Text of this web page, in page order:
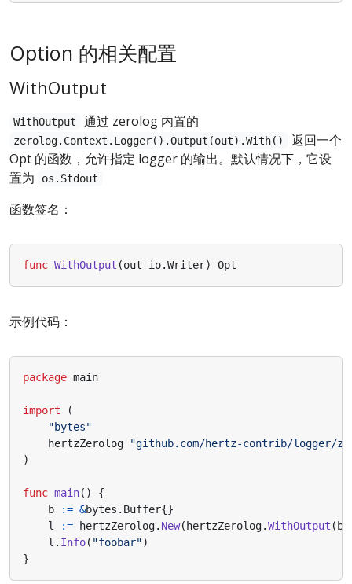
Option 的相关配置
WithOutput
WithOutput 通过 zerolog 内置的
zerolog.Context.Logger().Output(out).With()
返回一个
Opt 的函数，允许指定 logger 的输出。默认情况下，它设
置为
os.Stdout
函数签名：
func WithOutput (out io.Writer) Opt
示例代码：
package main
import
(
"bytes"
hertzZerolog
"github.com/hertz-contrib/logger/
)
func main()
{
b
:= &bytes . Buffer{}
l
:= hertzZerolog. New( hertzZerolog.WithOutput ( b
l . Info( "foobar")
}